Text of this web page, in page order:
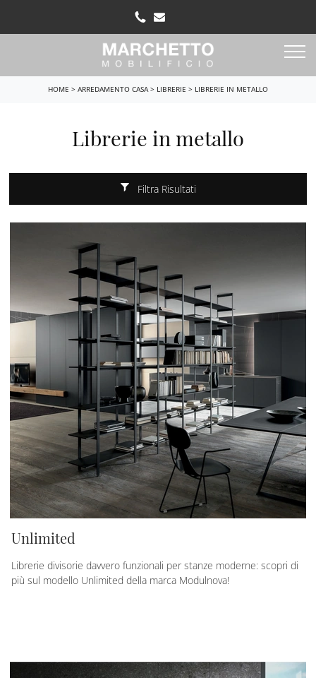
HOME > ARREDAMENTO CASA> LIBRERIE > LIBRERIE IN METALLO
Librerie in metallo
Filtra Risultati
Unlimited
Librerie divisorie davvero funzionali per stanze moderne: scopri di
più sul modello Unlimited della marca Modulnova!